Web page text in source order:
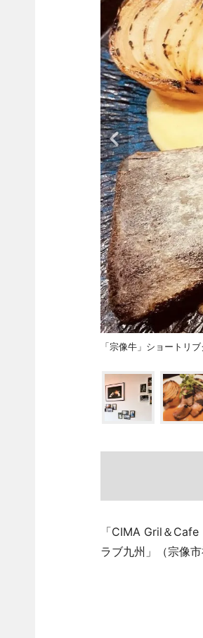
「宗像牛」ショートリ
「CIMA Gril＆
ラブ九州」（宗像